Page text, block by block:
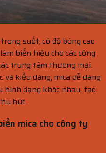
suốt, có độ bóng cao
biển hiệu cho các công
trung tâm thương mại.
kiểu dáng, mica dễ dàng
hình dạng khác nhau, tạo
hút.
mica cho công ty